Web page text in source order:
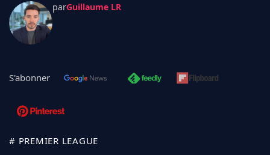
parGuillaume LR
S'abonner
# PREMIER LEAGUE